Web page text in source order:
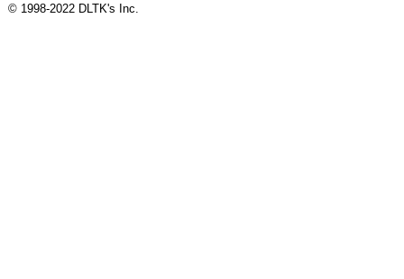
© 1998-2022 DLTK's Inc.